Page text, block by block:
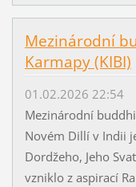
Mezinárodní
Karmapy (KIBI)
01.02.2026 22:54
Mezinárodní
Novém Dillí v Indii
Dordžeho, Jeho
vzniklo z aspirací